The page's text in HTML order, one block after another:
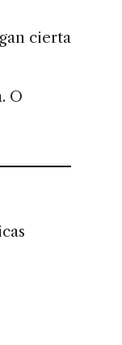
cierta
O